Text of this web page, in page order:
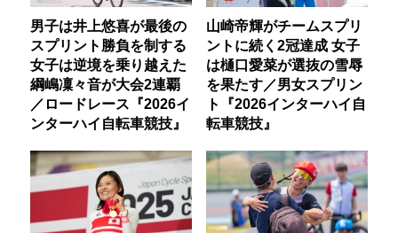
男子は井上悠喜が最後の
スプリント勝負を制する
女子は逆境を乗り越えた
綱嶋凜々音が大会2連覇
／ロードレース『2026イ
ンターハイ自転車競技』
山崎帝輝がチームスプリ
ントに続く2冠達成 女子
は樋口愛菜が選抜の雪辱
を果たす／男女スプリン
ト『2026インターハイ自
転車競技』